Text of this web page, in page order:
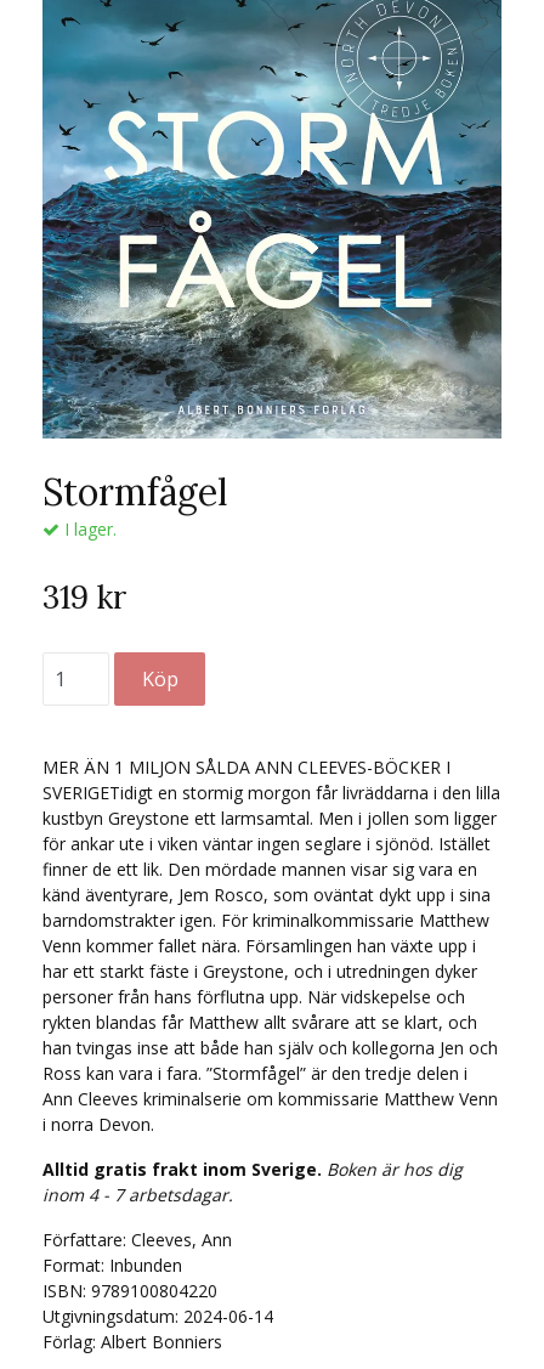
Stormfågel
I lager.
319 kr
MER ÄN 1 MILJON SÅLDA ANN CLEEVES-BÖCKER I
SVERIGETidigt en stormig morgon får livräddarna i den lilla
kustbyn Greystone ett larmsamtal. Men i jollen som ligger
för ankar ute i viken väntar ingen seglare i sjönöd. Istället
finner de ett lik. Den mördade mannen visar sig vara en
känd äventyrare, Jem Rosco, som oväntat dykt upp i sina
barndomstrakter igen. För kriminalkommissarie Matthew
Venn kommer fallet nära. Församlingen han växte upp i
har ett starkt fäste i Greystone, och i utredningen dyker
personer från hans förflutna upp. När vidskepelse och
rykten blandas får Matthew allt svårare att se klart, och
han tvingas inse att både han själv och kollegorna Jen och
Ross kan vara i fara. ”Stormfågel” är den tredje delen i
Ann Cleeves kriminalserie om kommissarie Matthew Venn
i norra Devon.
Alltid gratis frakt inom Sverige. Boken är hos dig
inom 4 - 7 arbetsdagar.
Författare: Cleeves, Ann
Format: Inbunden
ISBN: 9789100804220
Utgivningsdatum: 2024-06-14
Förlag: Albert Bonniers